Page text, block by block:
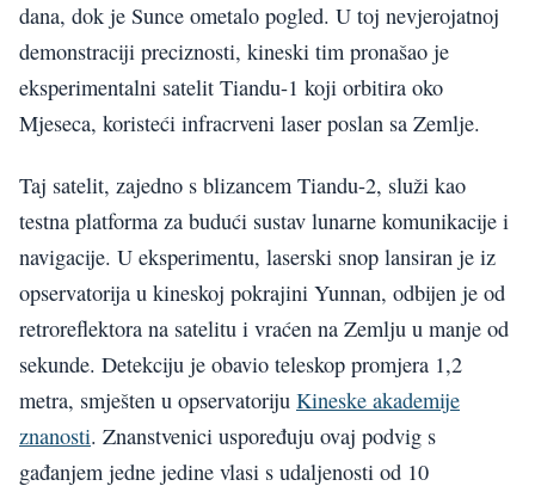
dana, dok je Sunce ometalo pogled. U toj nevjerojatnoj
demonstraciji preciznosti, kineski tim pronašao je
eksperimentalni satelit Tiandu-1 koji orbitira oko
Mjeseca, koristeći infracrveni laser poslan sa Zemlje.
Taj satelit, zajedno s blizancem Tiandu-2, služi kao
testna platforma za budući sustav lunarne komunikacije i
navigacije. U eksperimentu, laserski snop lansiran je iz
opservatorija u kineskoj pokrajini Yunnan, odbijen je od
retroreflektora na satelitu i vraćen na Zemlju u manje od
sekunde. Detekciju je obavio teleskop promjera 1,2
metra, smješten u opservatoriju Kineske akademije
znanosti. Znanstvenici uspoređuju ovaj podvig s
gađanjem jedne jedine vlasi s udaljenosti od 10